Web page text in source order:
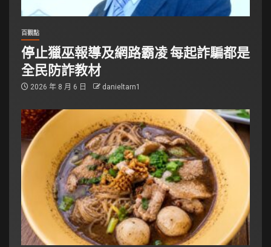
百觀點
停止獵巫報導及網路霸凌 每起詐騙都是
全民防詐教材
2026 年 8 月 6 日 danieltarn1